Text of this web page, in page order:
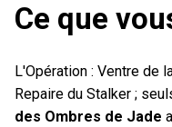
Ce que
L'Opération : Ventre de
Repaire du Stalker ;
des Ombres de Jade